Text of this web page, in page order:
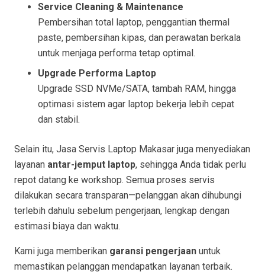
Service Cleaning & Maintenance
Pembersihan total laptop, penggantian thermal
paste, pembersihan kipas, dan perawatan berkala
untuk menjaga performa tetap optimal.
Upgrade Performa Laptop
Upgrade SSD NVMe/SATA, tambah RAM, hingga
optimasi sistem agar laptop bekerja lebih cepat
dan stabil.
Selain itu, Jasa Servis Laptop Makasar juga menyediakan
layanan antar-jemput laptop, sehingga Anda tidak perlu
repot datang ke workshop. Semua proses servis
dilakukan secara transparan—pelanggan akan dihubungi
terlebih dahulu sebelum pengerjaan, lengkap dengan
estimasi biaya dan waktu.
Kami juga memberikan garansi pengerjaan untuk
memastikan pelanggan mendapatkan layanan terbaik.